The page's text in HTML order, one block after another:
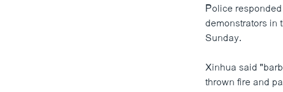
Police
demonstrators in
Sunday.
Xinhua said
thrown fire and